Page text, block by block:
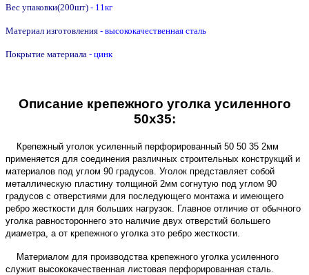
Вес упаковки(200шт) - 11кг
Материал изготовления - высококачественная сталь
Покрытие материала - цинк
Описание крепежного уголка усиленного
50х35:
Крепежный уголок усиленный перфорированный 50 50 35 2мм
применяется для соединения различных строительных конструкций и
материалов под углом 90 градусов. Уголок представляет собой
металлическую пластину толщиной 2мм согнутую под углом 90
градусов с отверстиями для последующего монтажа и имеющего
ребро жесткости для больших нагрузок Главное отличие от обычного
уголка равностороннего это наличие двух отверстий большего
диаметра, а от крепежного уголка это ребро жесткости.
Материалом для производства крепежного уголка усиленного
служит высококачественная листовая перфорированная сталь.